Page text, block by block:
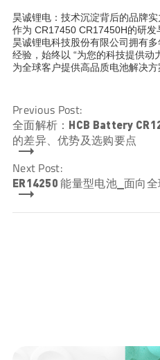
昊诚锂电：技术沉淀背后的品牌实
作为 CR17450 CR17450H的研发
昊诚锂电科技股份有限公司拥有
经验，始终以 “为您的科技提供动
为全球客户提供高品质电池解决方
Previous Post:
全面解析：HCB Battery
的差异、优势及选购要点
Next Post:
ER14250 能量型电池_面向